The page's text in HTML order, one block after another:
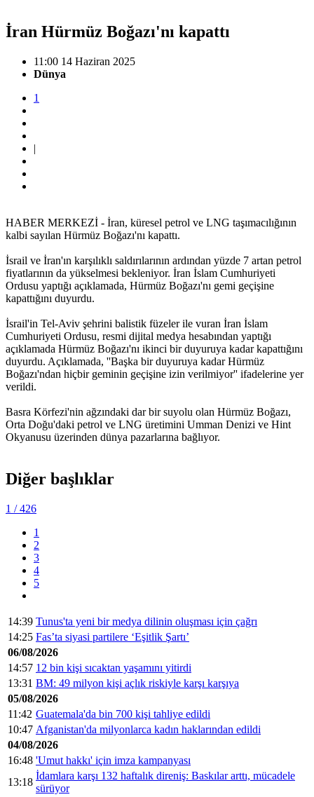
İran Hürmüz Boğazı'nı kapattı
11:00 14 Haziran 2025
Dünya
1
|
HABER MERKEZİ - İran, küresel petrol ve LNG taşımacılığının
kalbi sayılan Hürmüz Boğazı'nı kapattı.
İsrail ve İran'ın karşılıklı saldırılarının ardından yüzde 7 artan petrol
fiyatlarının da yükselmesi bekleniyor. İran İslam Cumhuriyeti
Ordusu yaptığı açıklamada, Hürmüz Boğazı'nı gemi geçişine
kapattığını duyurdu.
İsrail'in Tel-Aviv şehrini balistik füzeler ile vuran İran İslam
Cumhuriyeti Ordusu, resmi dijital medya hesabından yaptığı
açıklamada Hürmüz Boğazı'nı ikinci bir duyuruya kadar kapattığını
duyurdu. Açıklamada, ''Başka bir duyuruya kadar Hürmüz
Boğazı'ndan hiçbir geminin geçişine izin verilmiyor'' ifadelerine yer
verildi.
Basra Körfezi'nin ağzındaki dar bir suyolu olan Hürmüz Boğazı,
Orta Doğu'daki petrol ve LNG üretimini Umman Denizi ve Hint
Okyanusu üzerinden dünya pazarlarına bağlıyor.
Diğer başlıklar
1 / 426
1
2
3
4
5
14:39 Tunus'ta yeni bir medya dilinin oluşması için çağrı
14:25 Fas’ta siyasi partilere ‘Eşitlik Şartı’
06/08/2026
14:57 12 bin kişi sıcaktan yaşamını yitirdi
13:31 BM: 49 milyon kişi açlık riskiyle karşı karşıya
05/08/2026
11:42 Guatemala'da bin 700 kişi tahliye edildi
10:47 Afganistan'da milyonlarca kadın haklarından edildi
04/08/2026
16:48 'Umut hakkı' için imza kampanyası
13:18
İdamlara karşı 132 haftalık direniş: Baskılar arttı, mücadele
sürüyor